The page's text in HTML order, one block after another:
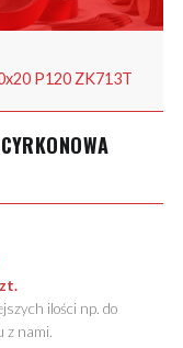
P120 ZK713T
ilości np. do
z nami.